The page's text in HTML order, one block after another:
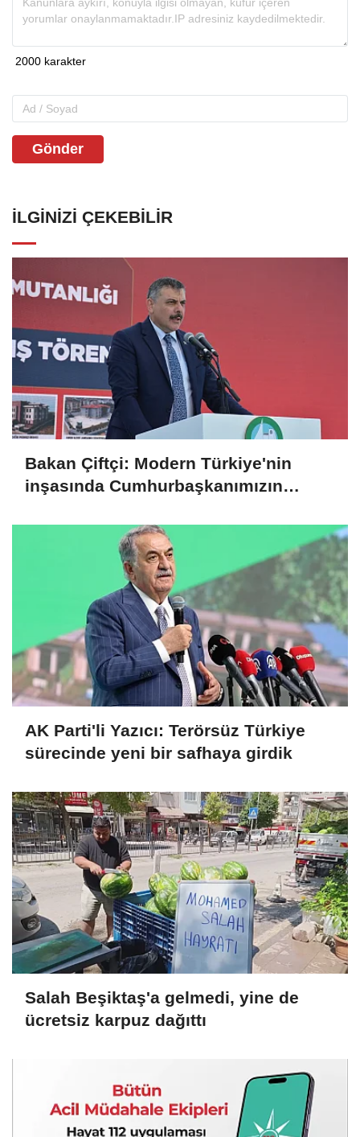
Gönder
İLGINIZI ÇEKEBILIR
Bakan Çiftçi: Modern Türkiye'nin
inşasında Cumhurbaşkanımızın
AK Parti'li Yazıcı: Terörsüz Türkiye
sürecinde yeni bir safhaya girdik
Salah Beşiktaş'a gelmedi, yine de
ücretsiz karpuz dağıttı